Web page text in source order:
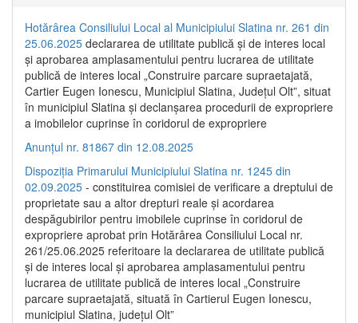
Hotărârea Consiliului Local al Municipiului Slatina nr. 261 din
25.06.2025 declararea de utilitate publică și de interes local
și aprobarea amplasamentului pentru lucrarea de utilitate
publică de interes local „Construire parcare supraetajată,
Cartier Eugen Ionescu, Municipiul Slatina, Județul Olt”, situat
în municipiul Slatina și declanșarea procedurii de expropriere
a imobilelor cuprinse în coridorul de expropriere
Anunțul nr. 81867 din 12.08.2025
Dispoziția Primarului Municipiului Slatina nr. 1245 din
02.09.2025 - constituirea comisiei de verificare a dreptului de
proprietate sau a altor drepturi reale și acordarea
despăgubirilor pentru imobilele cuprinse în coridorul de
expropriere aprobat prin Hotărârea Consiliului Local nr.
261/25.06.2025 referitoare la declararea de utilitate publică
și de interes local și aprobarea amplasamentului pentru
lucrarea de utilitate publică de interes local „Construire
parcare supraetajată, situată în Cartierul Eugen Ionescu,
municipiul Slatina, județul Olt”